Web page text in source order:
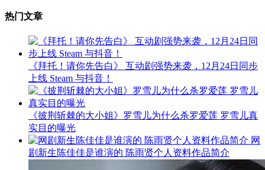
热门文章
《拜托！请你先告白》 互动剧强势来袭，12月24日同步
上线 Steam 与抖音！
《披荆斩棘的大小姐》罗雪儿为什么杀罗爱莲 罗雪儿真
实目的曝光
网
剧新生陈佳佳是谁演的 陈雨贤个人资料作品简介